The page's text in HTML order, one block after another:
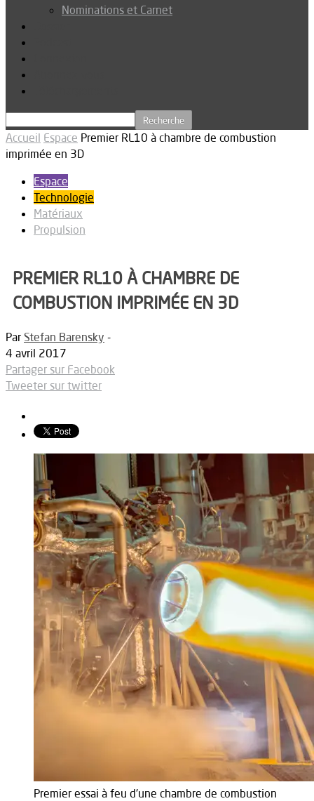
Nominations et Carnet
Accueil Espace Premier RL10 à chambre de combustion
imprimée en 3D
Espace
Technologie
Matériaux
Propulsion
PREMIER RL10 À CHAMBRE DE
COMBUSTION IMPRIMÉE EN 3D
Par Stefan Barensky -
4 avril 2017
Partager sur Facebook
Tweeter sur twitter
Premier essai à feu d'une chambre de combustion